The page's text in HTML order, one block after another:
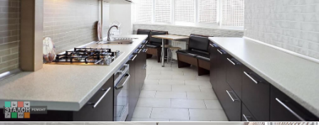
ТРЕХКОМНАТНАЯ КВАРТИРА, 84 КВ.М.
КУХНЯ ПОД ЕДИНОЙ СТОЛЕШНИЦЕЙ ОТЛИЧНО ГАРМОНИРУЕТ С
ДИЗАЙНОМ КВАРТИРЫ